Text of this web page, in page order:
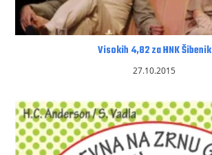
Visokih 4,82 za HNK Šibenik
27.10.2015